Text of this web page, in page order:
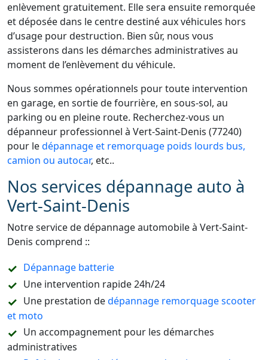
enlèvement gratuitement. Elle sera ensuite remorquée
et déposée dans le centre destiné aux véhicules hors
d’usage pour destruction. Bien sûr, nous vous
assisterons dans les démarches administratives au
moment de l’enlèvement du véhicule.
Nous sommes opérationnels pour toute intervention
en garage, en sortie de fourrière, en sous-sol, au
parking ou en pleine route. Recherchez-vous un
dépanneur professionnel à Vert-Saint-Denis (77240)
pour ledépannage et remorquage poids lourds bus,
camion ou autocar, etc..
Nos services dépannage auto à
Vert-Saint-Denis
Notre service de dépannage automobile à Vert-Saint-
Denis comprend ::
Dépannage batterie
Une intervention rapide 24h/24
Une prestation dedépannage remorquage scooter
et moto
Un accompagnement pour les démarches
administratives